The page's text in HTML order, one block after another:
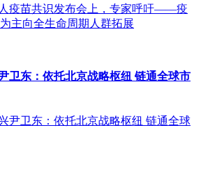
卫东：依托北京战略枢纽 链通全球市